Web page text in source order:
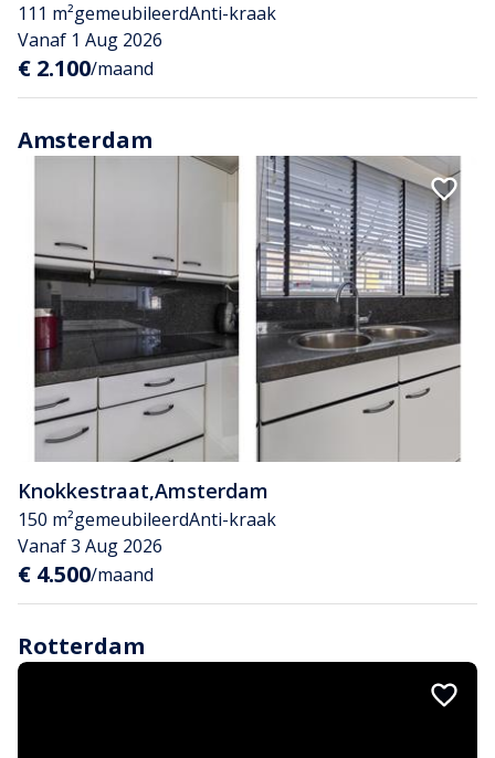
111 m²gemeubileerdAnti-kraak
Vanaf 1 Aug 2026
€ 2.100/maand
Amsterdam
Knokkestraat,Amsterdam
150 m²gemeubileerdAnti-kraak
Vanaf 3 Aug 2026
€ 4.500/maand
Rotterdam